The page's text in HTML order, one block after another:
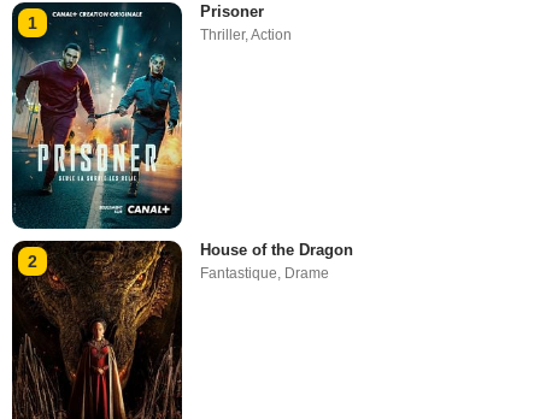
1
Prisoner
Thriller,Action
2
House of the Dragon
Fantastique, Drame